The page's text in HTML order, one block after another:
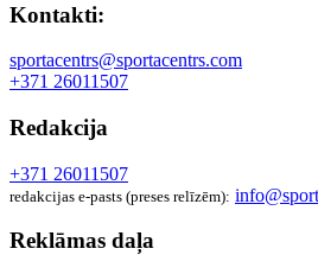
Kontakti:
sportacentrs@sportacentrs.com
+371 26011507
Redakcija
+371 26011507
redakcijas e-pasts (preses relīzēm):
Reklāmas daļa